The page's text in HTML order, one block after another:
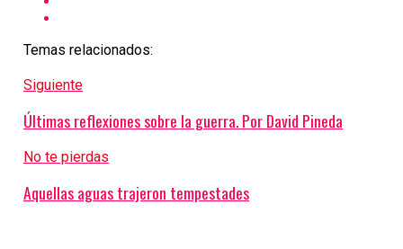
Temas relacionados:
Siguiente
Últimas reflexiones sobre la guerra. Por David Pineda
No te pierdas
Aquellas aguas trajeron tempestades